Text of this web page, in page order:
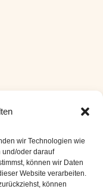
wir Technologien wie
und/oder darauf
können wir Daten
Website verarbeiten.
können
Ravelry